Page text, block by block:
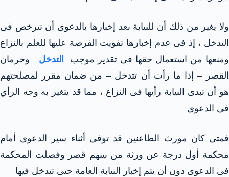
ولا يغير من ذلك أن للنيابة بعد إخبارها بالدعوى أن تترخص فى
التدخل ، إذ فى عدم إخبارها تفويت الفرصة عليها للعلم بالنزاع
ومنعها من استعمال حقها فى تقدير موجب
التدخل
وحرمان
القصر – إذا ما رأت أن تتدخل – من ضمان مقرر لمصلحتهم
هو أن تبدى النيابة رأيها فى النزاع ، مما قد يتغير به وجه الرأي
فى الدعوى
فمتى كان مورث الطاعنين قد توفى أثناء سير الدعوى أمام
محكمة أول درجة عن ورثة من بينهم قصر وفصلت المحكمة
فى الدعوى دون أن يتم إخبار النيابة العامة حتى تتدخل فيها